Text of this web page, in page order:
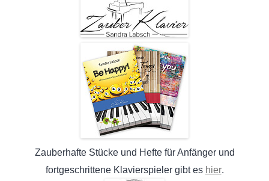
Zauberhafte Stücke und Hefte für Anfänger und
fortgeschrittene Klavierspieler gibt es hier.